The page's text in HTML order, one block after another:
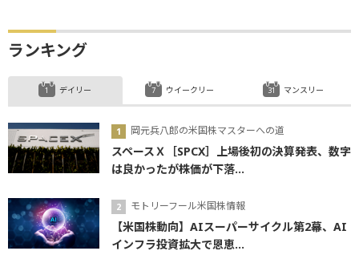
ランキング
デイリー
岡元兵八郎の米国株マスターへの道
スペースＸ［SPCX］上場後初の決算発表、数字
は良かったが株価が下落...
モトリーフール米国株情報
【米国株動向】AIスーパーサイクル第2幕、AI
インフラ投資拡大で恩恵...
ウイークリー マンスリー